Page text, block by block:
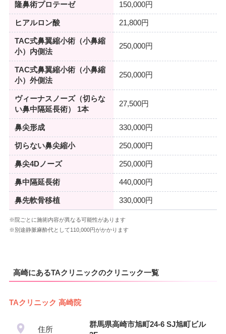
隆鼻術プロテーゼ 150,000円
ヒアルロン酸 21,800円
TAC式鼻翼縮小術（小鼻縮
小）内側法
250,000円
TAC式鼻翼縮小術（小鼻縮
小）外側法
250,000円
ヴィーナスノーズ（切らな
い鼻中隔延長術） 1本
27,500円
鼻尖形成 330,000円
切らない鼻尖縮小 250,000円
鼻尖4Dノーズ 250,000円
鼻中隔延長術 440,000円
鼻先軟骨移植 330,000円
※院ごとに施術内容が異なる可能性があります
※別途静脈麻酔代として110,000円がかかります
高崎にあるTAクリニックのクリニック一覧
TAクリニック 高崎院
住所
群馬県高崎市旭町24-6 SJ旭町ビル